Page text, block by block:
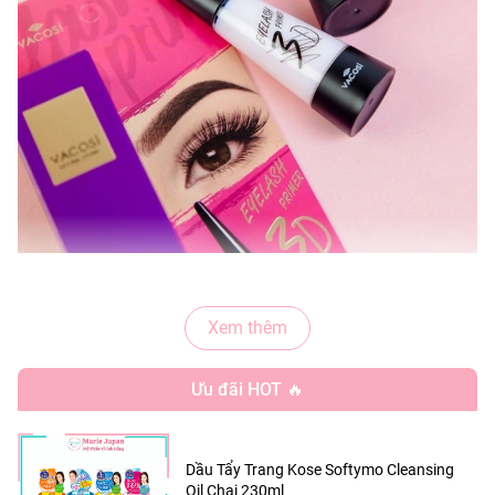
- Keo dán mi Vacosi được nhiều chuyên gia trang điểm tin
dùng vì độ bền đẹp và bám dính lâu. Sử dụng keo dán mi
VACOSI giúp lông mi giả và lông mi thật kết hợp với nhau
tạo thành làn mi dài, cong vuốt một cách tự nhiên
Xem thêm
Ưu đãi HOT 🔥
Dầu Tẩy Trang Kose Softymo Cleansing
Oil Chai 230ml